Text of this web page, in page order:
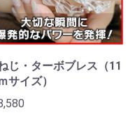
カートへ進む
じ・ターボブレス（11
サイズ）